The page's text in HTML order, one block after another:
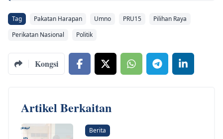
Tag Pakatan Harapan Umno PRU15
Pilihan Raya
Perikatan Nasional
Politik
Kongsi
Artikel Berkaitan
Berita